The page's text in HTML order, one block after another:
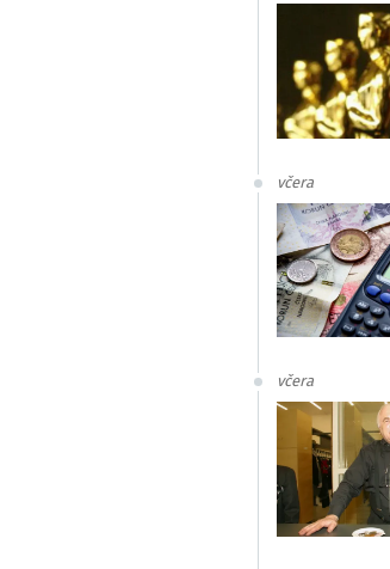
včera
včera